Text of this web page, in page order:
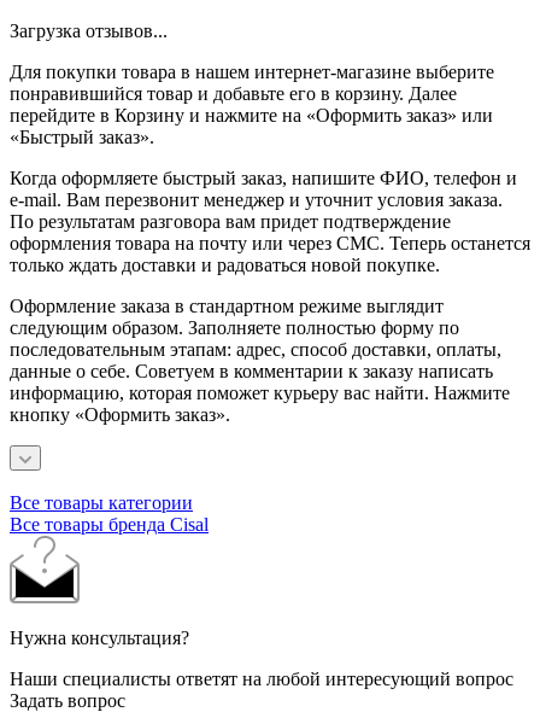
Загрузка отзывов...
Для покупки товара в нашем интернет-магазине выберите
понравившийся товар и добавьте его в корзину. Далее
перейдите в Корзину и нажмите на «Оформить заказ» или
«Быстрый заказ».
Когда оформляете быстрый заказ, напишите ФИО, телефон и
e-mail. Вам перезвонит менеджер и уточнит условия заказа.
По результатам разговора вам придет подтверждение
оформления товара на почту или через СМС. Теперь останется
только ждать доставки и радоваться новой покупке.
Оформление заказа в стандартном режиме выглядит
следующим образом. Заполняете полностью форму по
последовательным этапам: адрес, способ доставки, оплаты,
данные о себе. Советуем в комментарии к заказу написать
информацию, которая поможет курьеру вас найти. Нажмите
кнопку «Оформить заказ».
Все товары категории
Все товары бренда Cisal
Нужна консультация?
Наши специалисты ответят на любой интересующий вопрос
Задать вопрос